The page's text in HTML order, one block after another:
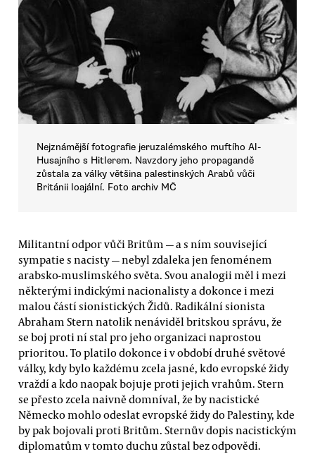
Nejznámější fotografie jeruzalémského muftího Al-
Husajního s Hitlerem. Navzdory jeho propagandě
zůstala za války většina palestinských Arabů vůči
Británii loajální. Foto archiv MČ
Militantní odpor vůči Britům — a s ním související
sympatie s nacisty — nebyl zdaleka jen fenoménem
arabsko-muslimského světa. Svou analogii měl i mezi
některými indickými nacionalisty a dokonce i mezi
malou částí sionistických Židů. Radikální sionista
Abraham Stern natolik nenáviděl britskou správu, že
se boj proti ní stal pro jeho organizaci naprostou
prioritou. To platilo dokonce i v období druhé světové
války, kdy bylo každému zcela jasné, kdo evropské židy
vraždí a kdo naopak bojuje proti jejich vrahům. Stern
se přesto zcela naivně domníval, že by nacistické
Německo mohlo odeslat evropské židy do Palestiny, kde
by pak bojovali proti Britům. Sternův dopis nacistickým
diplomatům v tomto duchu zůstal bez odpovědi.